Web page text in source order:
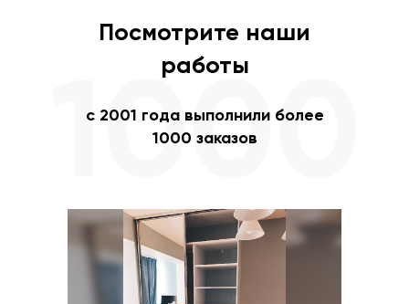
Посмотрите наши
работы
с 2001 года выполнили более
1000 заказов
1000